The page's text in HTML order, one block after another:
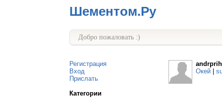
Шементом.Ру
Добро пожаловать :)
Регистрация
Вход
Прислать
Категории
andrprih
Окей